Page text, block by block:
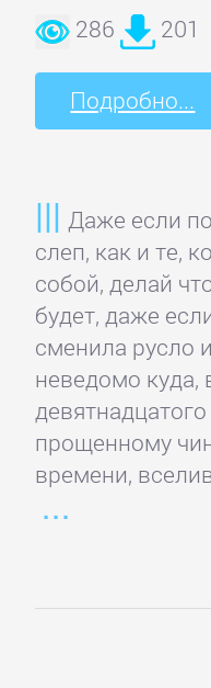
286 201
Подробно...
Даже если
слеп, как и те,
собой, делай
будет, даже
сменила русло
неведомо куда,
прощенному
времени,
Повести
Рассказы
ПОЭЗИЯ
И
ДРАМА
Драматургия
Зарубежная
драматургия